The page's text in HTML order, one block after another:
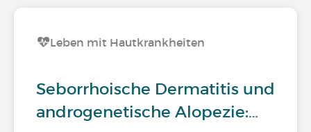
Leben mit Hautkrankheiten
Seborrhoische Dermatitis und
androgenetische Alopezie:…